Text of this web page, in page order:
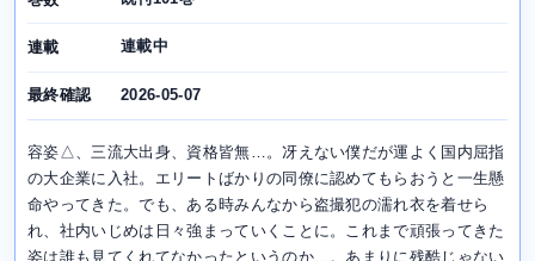
連載 連載中
最終確認 2026-05-07
容姿△、三流大出身、資格皆無…。冴えない僕だが運よく国内屈指
の大企業に入社。エリートばかりの同僚に認めてもらおうと一生懸
命やってきた。でも、ある時みんなから盗撮犯の濡れ衣を着せら
れ、社内いじめは日々強まっていくことに。これまで頑張ってきた
姿は誰も見てくれてなかったというのか…。あまりに残酷じゃない